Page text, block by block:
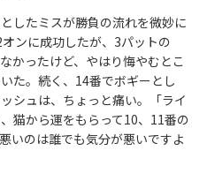
したミスが勝負の流れを微妙に
ンに成功したが、3パットの
かったけど、やはり悔やむとこ
た。続く、14番でボギーとし
シュは、ちょっと痛い。「ライ
猫から運をもらって10、11番の
いのは誰でも気分が悪いですよ